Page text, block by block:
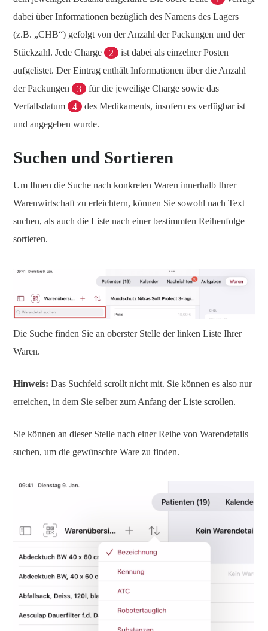
dabei über Informationen bezüglich des Namens des Lagers
(z.B. „CHB“) gefolgt von der Anzahl der Packungen und der
Stückzahl. Jede Charge
2
ist dabei als einzelner Posten
aufgelistet. Der Eintrag enthält Informationen über die Anzahl
der Packungen
3
für die jeweilige Charge sowie das
Verfallsdatum
4
des Medikaments, insofern es verfügbar ist
und angegeben wurde.
Suchen und Sortieren
Um Ihnen die Suche nach konkreten Waren innerhalb Ihrer
Warenwirtschaft zu erleichtern, können Sie sowohl nach Text
suchen, als auch die Liste nach einer bestimmten Reihenfolge
sortieren.
Die Suche finden Sie an oberster Stelle der linken Liste Ihrer
Waren.
Hinweis: Das Suchfeld scrollt nicht mit. Sie können es also nur
erreichen, in dem Sie selber zum Anfang der Liste scrollen.
Sie können an dieser Stelle nach einer Reihe von Warendetails
suchen, um die gewünschte Ware zu finden.